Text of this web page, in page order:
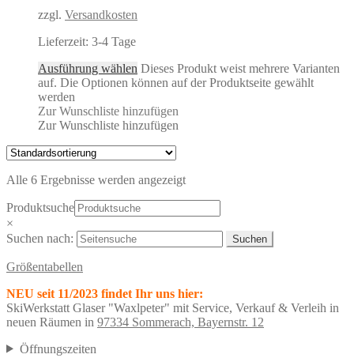
zzgl. Versandkosten
Lieferzeit: 3-4 Tage
Ausführung wählen Dieses Produkt weist mehrere Varianten
auf. Die Optionen können auf der Produktseite gewählt
werden
Zur Wunschliste hinzufügen
Zur Wunschliste hinzufügen
Alle 6 Ergebnisse werden angezeigt
Produktsuche
×
Suchen nach:
Größentabellen
NEU seit 11/2023 findet Ihr uns hier:
SkiWerkstatt Glaser "Waxlpeter" mit Service, Verkauf & Verleih in
neuen Räumen in 97334 Sommerach, Bayernstr. 12
Öffnungszeiten